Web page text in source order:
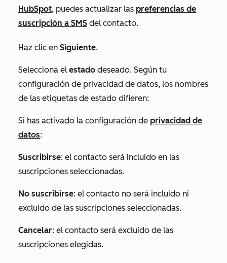
HubSpot, puedes actualizar las preferencias de
suscripción a SMS del contacto.
Haz clic en Siguiente.
Selecciona el estado deseado. Según tu
configuración de privacidad de datos, los nombres
de las etiquetas de estado difieren:
Si has activado la configuración de privacidad de
datos:
Suscribirse: el contacto será incluido en las
suscripciones seleccionadas.
No suscribirse: el contacto no será incluido ni
excluido de las suscripciones seleccionadas.
Cancelar: el contacto será excluido de las
suscripciones elegidas.